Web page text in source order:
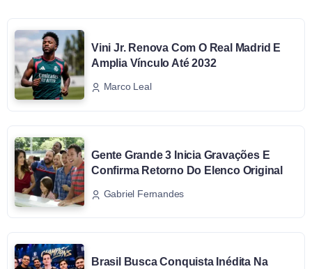
Vini Jr. Renova Com O Real Madrid E
Amplia Vínculo Até 2032
Marco Leal
Gente Grande 3 Inicia Gravações E
Confirma Retorno Do Elenco Original
Gabriel Fernandes
Brasil Busca Conquista Inédita Na